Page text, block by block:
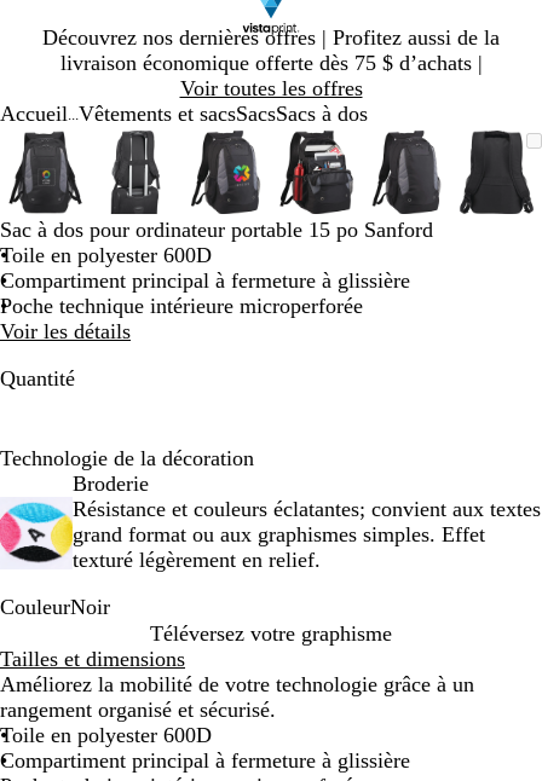
Découvrez nos dernières offres | Profitez aussi de la
livraison économique offerte dès 75 $ d’achats |
Voir toutes les offres
Diapositive
1
Accueil Vêtements et sacsSacsSacs à dos
Image
zoomable
Zoomé
minimum
Cliquez
pour
agrandir
Utilisez
les
touches
« plus »
et
« moins »
pour
zoomer,
et
les
touches
panoramiser
Image
zoomable
Zoomé
minimum
Cliquez
pour
agrandir
Utilisez
les
touches
« plus »
et
« moins »
pour
zoomer,
panoramiser
Image
zoomable
Zoomé
à
minimum
Cliquez
pour
agrandir
Utilisez
les
touches
« plus »
et
pour
zoomer,
panoramiser
Image
zoomable
Zoomé
à
minimum
Cliquez
pour
agrandir
Utilisez
les
touches
« plus »
et
pour
zoomer,
Image
zoomable
Zoomé
à
minimum
Cliquez
pour
agrandir
Utilisez
les
touches
« plus »
et
pour
pour
«
Diapositive
sur
Sac à dos pour ordinateur portable 15 po Sanford
Toile en polyester 600D
Compartiment principal à fermeture à glissière
Poche technique intérieure microperforée
Voir les détails
Quantité
Technologie de la décoration
Broderie
Résistance et couleurs éclatantes; convient aux textes
grand format ou aux graphismes simples. Effet
texturé légèrement en relief.
CouleurNoir
o
i
r
Téléversez votre graphisme
Tailles et dimensions
Améliorez la mobilité de votre technologie grâce à un
rangement organisé et sécurisé.
Toile en polyester 600D
Compartiment principal à fermeture à glissière